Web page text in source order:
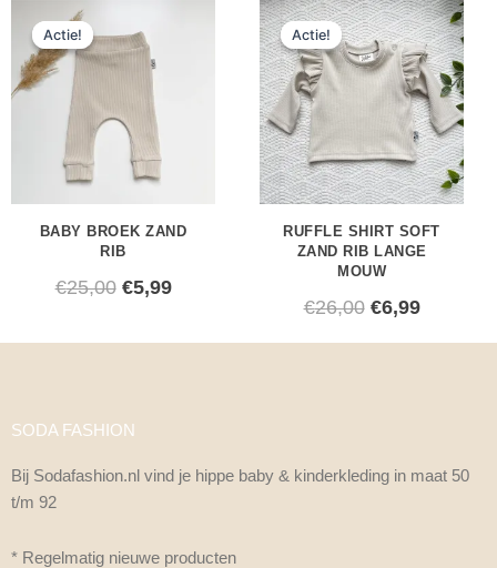
Actie!
Actie!
BABY BROEK ZAND
RIB
€25,00
Oorspronkelijke
prijs
was:
€25,00.
€5,99
Actie!
Actie!
RUFFLE SHIRT SOFT
ZAND RIB LANGE
MOUW
€26,00
prijs
was:
€26,00.
€6,99
Huidige
prijs
is:
€6,99.
SODA FASHION
Bij Sodafashion.nl vind je hippe baby & kinderkleding in maat 50
t/m 92
* Regelmatig nieuwe producten